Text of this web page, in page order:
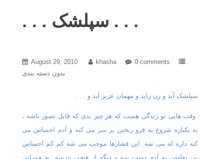
. . . سپلشک . . .
August 29, 2010 khasha
0 comments
بدون دسته بندی
سپلشک آید و زن زاید و مهمان عزیز آید و . . .
وقت هایی تو زندگی هست که هر چیز بدی که قابل تصور باشه ،
به یکباره شروع به فرو ریختن بر سر می کنه و آدم احساس می
کنه داره له می شه. این فشارها موجب می شه کم کم احساس
بی تفاوتی به آدم دست بده و دیگه از هیچی نترسه. یه جورایی